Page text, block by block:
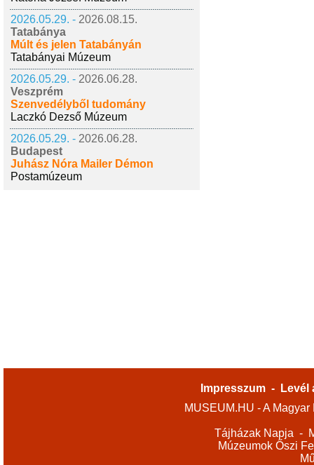
2026.05.29. - 2026.08.15.
Tatabánya
Múlt és jelen Tatabányán
Tatabányai Múzeum
2026.05.29. - 2026.06.28.
Veszprém
Szenvedélyből tudomány
Laczkó Dezső Múzeum
2026.05.29. - 2026.06.28.
Budapest
Juhász Nóra Mailer Démon
Postamúzeum
Impresszum -
Levél
MUSEUM.HU - A
Tájházak Napja -
Múzeumok Őszi